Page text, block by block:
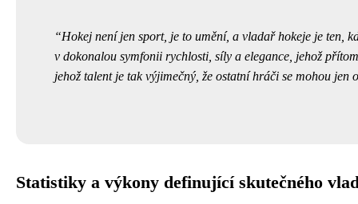
Hokej není jen sport, je to umění, a vladař hokeje je ten,
v dokonalou symfonii rychlosti, síly a elegance, jehož
jehož talent je tak výjimečný, že ostatní hráči se mohou jen
Statistiky a výkony definující skutečného